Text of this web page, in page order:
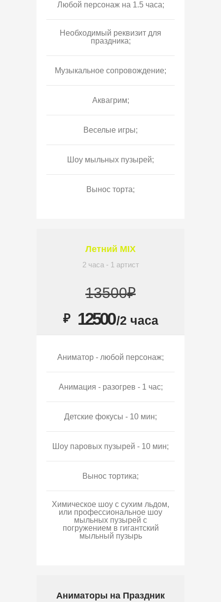
Любой персонаж на 1.5 часа;
Необходимый реквизит для
праздника;
Музыкальное сопровождение;
Аквагрим;
Веселые игры;
Шоу мыльных пузырей;
Вынос торта;
Летний MIX
2 часа - 1 артист
13500₽
₽ 12500/2 часа
Аниматор - любой персонаж;
Анимация - разогрев - 1 час;
Детские фокусы - 10 мин;
Шоу паровых пузырей - 10 мин;
Вынос тортика;
Химическое шоу с сухим льдом,
или профессиональное шоу
мыльных пузырей с
погружением в гигантский
мыльный пузырь
Аниматоры на Праздник